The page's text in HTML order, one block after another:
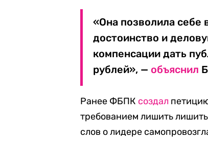
«Она позволила себе
достоинство и
компенсации дать
рублей», — объяснил
Ранее ФБПК создал
требованием лишить
слов о лидере